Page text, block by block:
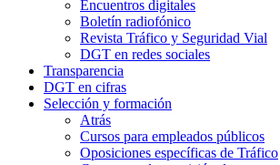
Encuentros digitales
Boletín radiofónico
Revista Tráfico y Seguridad Vial
DGT en redes sociales
Transparencia
DGT en cifras
Selección y formación
Atrás
Cursos para empleados públicos
Oposiciones específicas de Tráfico